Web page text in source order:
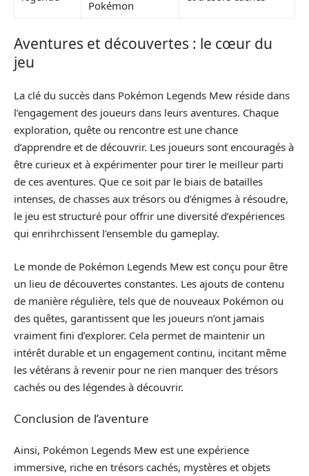
Pokémon
Aventures et découvertes : le cœur du
jeu
La clé du succès dans Pokémon Legends Mew réside dans
l’engagement des joueurs dans leurs aventures. Chaque
exploration, quête ou rencontre est une chance
d’apprendre et de découvrir. Les joueurs sont encouragés à
être curieux et à expérimenter pour tirer le meilleur parti
de ces aventures. Que ce soit par le biais de batailles
intenses, de chasses aux trésors ou d’énigmes à résoudre,
le jeu est structuré pour offrir une diversité d’expériences
qui enrihrchissent l’ensemble du gameplay.
Le monde de Pokémon Legends Mew est conçu pour être
un lieu de découvertes constantes. Les ajouts de contenu
de manière régulière, tels que de nouveaux Pokémon ou
des quêtes, garantissent que les joueurs n’ont jamais
vraiment fini d’explorer. Cela permet de maintenir un
intérêt durable et un engagement continu, incitant même
les vétérans à revenir pour ne rien manquer des trésors
cachés ou des légendes à découvrir.
Conclusion de l’aventure
Ainsi, Pokémon Legends Mew est une expérience
immersive, riche en trésors cachés, mystères et objets